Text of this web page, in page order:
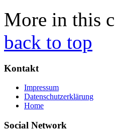
More in this
back to top
Kontakt
Impressum
Datenschutzerklärung
Home
Social Network